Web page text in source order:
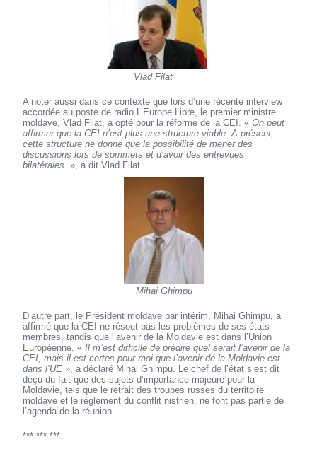
Vlad Filat
A noter aussi dans ce contexte que lors d’une récente interview
accordée au poste de radio L’Europe Libre, le premier ministre
moldave, Vlad Filat, a opté pour la réforme de la CEI. «On peut
affirmer que la CEI n’est plus une structure viable. A présent,
cette structure ne donne que la possibilité de mener des
discussions lors de sommets et d’avoir des entrevues
bilatérales . », a dit Vlad Filat.
Mihai Ghimpu
D’autre part, le Président moldave par intérim, Mihai Ghimpu, a
affirmé que la CEI ne résout pas les problèmes de ses états-
membres, tandis que l’avenir de la Moldavie est dans l’Union
Européenne. «Il m’est difficile de prédire quel serait l’avenir de la
CEI, mais il est certes pour moi que l’avenir de la Moldavie est
dans l’UE », a déclaré Mihai Ghimpu. Le chef de l’état s’est dit
déçu du fait que des sujets d’importance majeure pour la
Moldavie, tels que le retrait des troupes russes du territoire
moldave et le règlement du conflit nistrien, ne font pas partie de
l’agenda de la réunion.
*** *** ***